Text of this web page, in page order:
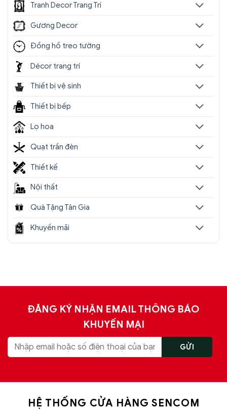
Tranh Decor Trang Trí
Gương Decor
Đồng hồ treo tường
Décor trang trí
Thiết bị vệ sinh
Thiết bị bếp
Lọ hoa
Quạt trần đèn
Thiết kế
Nội thất
Quà Tặng Tân Gia
Khuyến mãi
ĐĂNG KÝ NHẬN EMAIL THÔNG BÁO
KHUYẾN MẠI
HỆ THỐNG CỬA HÀNG SENCOM